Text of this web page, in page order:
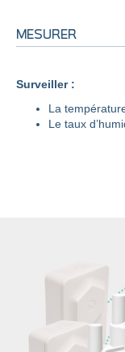
MESURER
Surveiller :
La
Le taux